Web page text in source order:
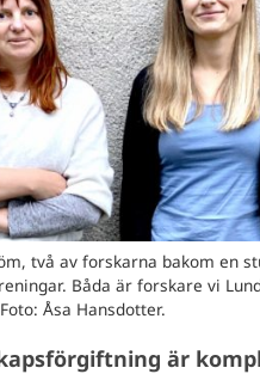
två av forskarna bakom en
Båda är forskare vi
Åsa Hansdotter.
är